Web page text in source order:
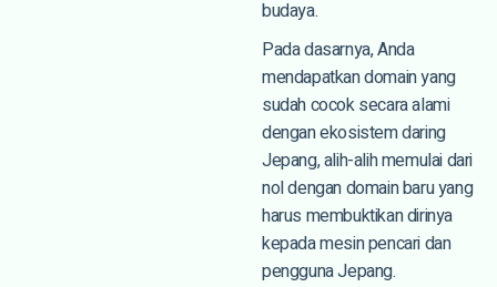
budaya.
Pada dasarnya, Anda
mendapatkan domain yang
sudah cocok secara alami
dengan ekosistem daring
Jepang, alih-alih memulai dari
nol dengan domain baru yang
harus membuktikan dirinya
kepada mesin pencari dan
pengguna Jepang.